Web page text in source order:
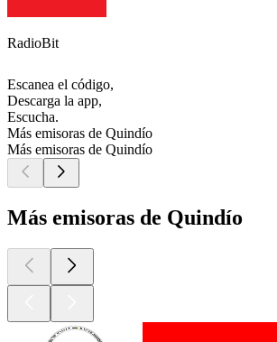
RadioBit
Escanea el código,
Descarga la app,
Escucha.
Más emisoras de Quindío
Más emisoras de Quindío
Más emisoras de Quindío